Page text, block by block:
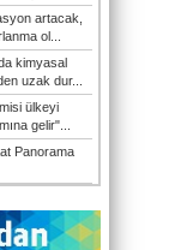
artacak,
ol...
kimyasal
uzak dur...
ülkeyi
gelir"...
Panorama